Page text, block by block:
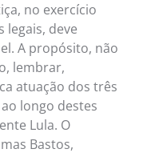
no exercício
legais, deve
A propósito, não
lembrar,
atuação dos três
longo destes
Lula. O
Bastos,